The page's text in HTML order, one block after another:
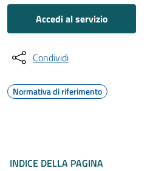
Accedi al servizio
Condividi
Normativa di riferimento
INDICE DELLA PAGINA